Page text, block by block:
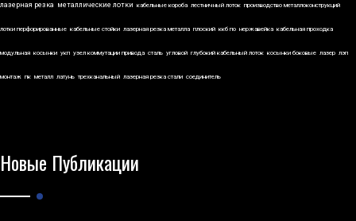
лазерная резка металлические лотки кабельные короба лестничный лоток производство металлоконструкций
лотки перфорированные кабельные стойки лазерная резка металла плоский ккб по нержавейка кабельная проходка
модульная косынки укп узел коммутации привода сталь угловой глубокий кабельный лоток косынки боковые лазер лэп
монтаж пк металл латунь трехканальный лазерная резка стали соединитель
Новые Публикации